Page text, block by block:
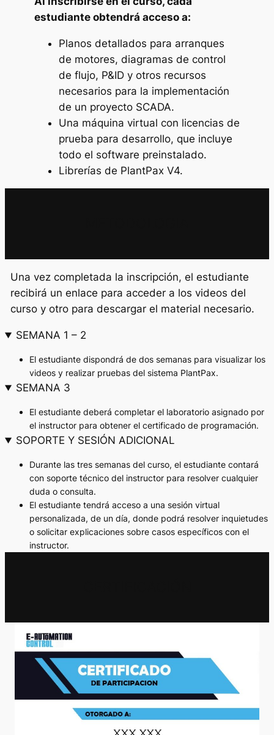
estudiante obtendrá acceso a:
Planos detallados para arranques
de motores, diagramas de control
de flujo, P&ID y otros recursos
necesarios para la implementación
de un proyecto SCADA.
Una máquina virtual con licencias de
prueba para desarrollo, que incluye
todo el software preinstalado.
Librerías de PlantPax V4.
Una vez completada la inscripción, el estudiante
recibirá un enlace para acceder a los videos del
curso y otro para descargar el material necesario.
SEMANA 1 – 2
El estudiante dispondrá de dos semanas para visualizar los
videos y realizar pruebas del sistema PlantPax.
SEMANA 3
El estudiante deberá completar el laboratorio asignado por
el instructor para obtener el certificado de programación.
SOPORTE Y SESIÓN ADICIONAL
Durante las tres semanas del curso, el estudiante contará
con soporte técnico del instructor para resolver cualquier
duda o consulta.
El estudiante tendrá acceso a una sesión virtual
personalizada, de un día, donde podrá resolver inquietudes
o solicitar explicaciones sobre casos específicos con el
instructor.